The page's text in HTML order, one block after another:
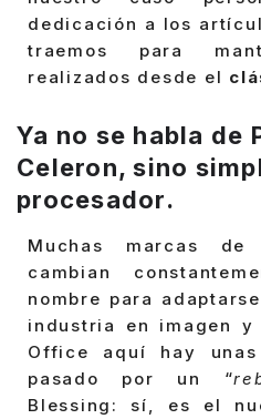
dedicación a los
traemos para
realizados desde el
Ya no se habla de
Celeron, sino
procesador.
Muchas marcas de
cambian
nombre para
industria en imagen
Office aquí hay
pasado por un “
Blessing: sí, es el